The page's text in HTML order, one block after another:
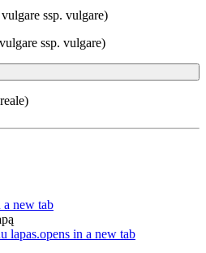
ssp. vulgare)
ssp. vulgare)
a new tab
lapas.opens in a new tab